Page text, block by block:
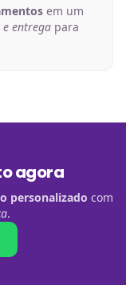
em um
entrega para
agora
personalizado com
.